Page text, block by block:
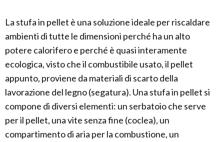
La stufa in pellet è una soluzione ideale per riscaldare
ambienti di tutte le dimensioni perché ha un alto
potere calorifero e perché è quasi interamente
ecologica, visto che il combustibile usato, il pellet
appunto, proviene da materiali di scarto della
lavorazione del legno (segatura). Una stufa in pellet si
compone di diversi elementi: un serbatoio che serve
per il pellet, una vite senza fine (coclea), un
compartimento di aria per la combustione, un